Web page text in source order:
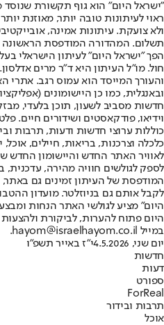
"ישראל היום" הוא גוף תקשורת שנוסד
ראוי לעיתונות טובה יותר, מאוזנת
ולא צועקת. עיתונות אמינה,
הפך "ישראל היום" לעיתון הישראלי
חול. מו"ל העיתון היא ד"ר מרים
והעורך המייסד הוא עמוס רגב. אתרי
חדשות מסביב לשעון, תוכן בלעדי,
וידיאו, פודקאסטים ושידורים חיים.
כוללות ערוצי חדשות ודעות, תרבות
לאוויר האתר החדש והיישומון החדש
לספק לגולשים חוויה מהירה, עדכנית,
המודפסת של העיתון זמינים גם
לקבל אותם גם בניוזלטר. מועדון
היום" מציע לגולשי האתר הנחות
היום פתוח להערות, לביקורת
במייל hayom@israelhayom.co.il.
יום שני, 4.5.2026
י"ז באייר תשפ"ו
חדשות
דעות
ספורט
ForReal
תרבות ובידור
אוכל